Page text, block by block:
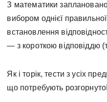
З математики
вибором однієї
встановлення
— з короткою відповіддю
Як і торік, тести з усіх
що потребують розгорнутої